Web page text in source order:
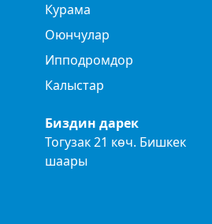
Курама
Оюнчулар
Ипподромдор
Калыстар
Биздин дарек
Тогузак 21 көч. Бишкек
шаары